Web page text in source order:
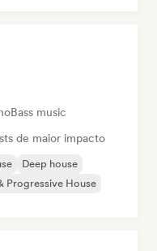
Bass music
de maior impacto
Deep house
Progressive House